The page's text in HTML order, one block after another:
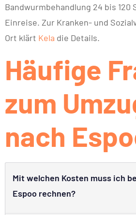
Bandwurmbehandlung 24 bis 120
Einreise. Zur Kranken- und
Ort klärt Kela die Details.
Häufige
zum
nach
Mit welchen Kosten muss ich
Espoo rechnen?